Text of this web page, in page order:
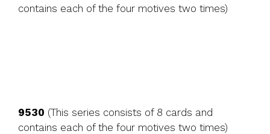
contains each of the four motives two times)
9530 (This series consists of 8 cards and
contains each of the four motives two times)